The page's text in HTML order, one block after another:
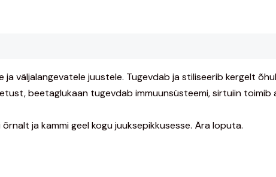
väljalangevatele juustele. Tugevdab ja stiliseerib kergelt
beetaglukaan tugevdab immuunsüsteemi, sirtuiin
ja kammi geel kogu juuksepikkusesse. Ära loputa.